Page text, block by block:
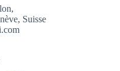
Suisse